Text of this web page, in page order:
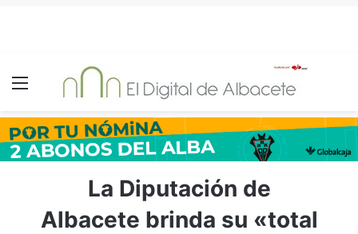
Menú
La Diputación de
Albacete brinda su «total